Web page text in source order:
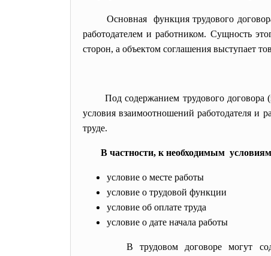
Основная функция трудового
работодателем и работником. Сущность
сторон, а объектом соглашения выступает
Под содержанием трудового договора
условия взаимоотношений работодателя и
труде.
В частности, к необходимым
условие о месте работы
условие о трудовой функции
условие об оплате труда
условие о дате начала работы
В трудовом договоре могут